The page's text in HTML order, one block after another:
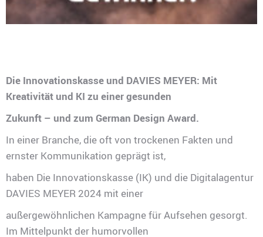
Die Innovationskasse und DAVIES MEYER: Mit
Kreativität und KI zu einer gesunden
Zukunft – und zum German Design Award.
In einer Branche, die oft von trockenen Fakten und
ernster Kommunikation geprägt ist,
haben Die Innovationskasse (IK) und die Digitalagentur
DAVIES MEYER 2024 mit einer
außergewöhnlichen Kampagne für Aufsehen gesorgt.
Im Mittelpunkt der humorvollen